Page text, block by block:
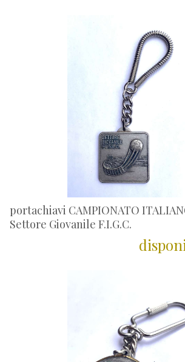
portachiavi CAMPIONATO
Settore Giovanile F.I.G.C.